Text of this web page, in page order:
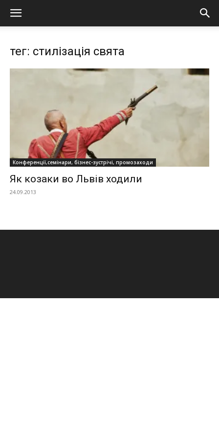
тег: стилізація свята
Конференції,семінари, бізнес-зустрічі, промозаходи
Як козаки во Львів ходили
24.09.2013